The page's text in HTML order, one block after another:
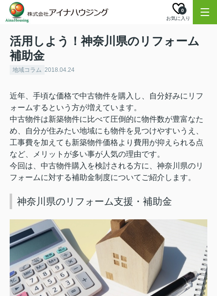
お気に入り
0
活用しよう！神奈川県のリフォーム
補助金
地域コラム 2018.04.24
近年、手頃な価格で中古物件を購入し、自分好みにリフ
ォームするという方が増えています。
中古物件は新築物件に比べて圧倒的に物件数が豊富なた
め、自分が住みたい地域にも物件を見つけやすいうえ、
工事費を加えても新築物件価格より費用が抑えられる点
など、メリットが多い事が人気の理由です。
今回は、中古物件購入を検討される方に、神奈川県のリ
フォームに対する補助金制度についてご紹介します。
神奈川県のリフォーム支援・補助金